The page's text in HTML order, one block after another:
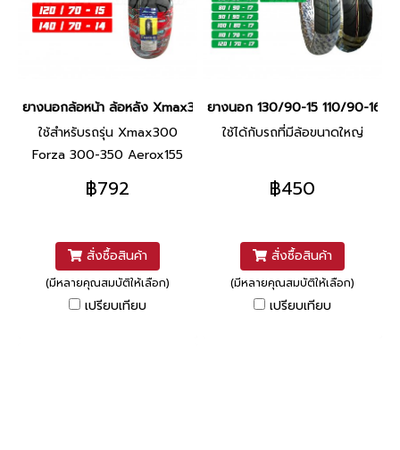
ยางนอกล้อหน้า ล้อหลัง Xmax300 Forza 300-350 Aerox155
ใช้สำหรับรถรุ่น Xmax300
Forza 300-350 Aerox155
฿792
สั่งซื้อสินค้า
(มีหลายคุณสมบัติให้เลือก)
เปรียบเทียบ
ยางนอก 130/90-15 110/90-16
ใช้ได้กับรถที่มีล้อขนาดใหญ่
฿450
สั่งซื้อสินค้า
(มีหลายคุณสมบัติให้เลือก)
เปรียบเทียบ